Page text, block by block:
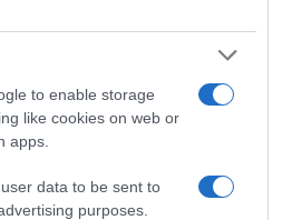
to enable storage
like cookies on web or
apps.
data to be sent to
purposes.